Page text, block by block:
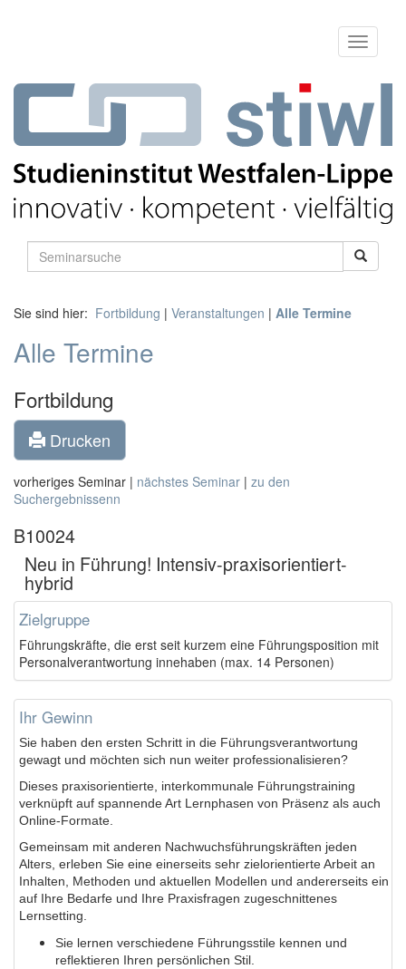
Sie sind hier: Fortbildung | Veranstaltungen | Alle Termine
Alle Termine
Fortbildung
Drucken
vorheriges Seminar | nächstes Seminar | zu den
Suchergebnissenn
B10024
Neu in Führung! Intensiv-praxisorientiert-
hybrid
Zielgruppe
Führungskräfte, die erst seit kurzem eine Führungsposition mit
Personalverantwortung innehaben (max. 14 Personen)
Ihr Gewinn
Sie haben den ersten Schritt in die Führungsverantwortung
gewagt und möchten sich nun weiter professionalisieren?
Dieses praxisorientierte, interkommunale Führungstraining
verknüpft auf spannende Art Lernphasen von Präsenz als auch
Online-Formate.
Gemeinsam mit anderen Nachwuchsführungskräften jeden
Alters, erleben Sie eine einerseits sehr zielorientierte Arbeit an
Inhalten, Methoden und aktuellen Modellen und andererseits ein
auf Ihre Bedarfe und Ihre Praxisfragen zugeschnittenes
Lernsetting.
Sie lernen verschiedene Führungsstile kennen und
reflektieren Ihren persönlichen Stil.